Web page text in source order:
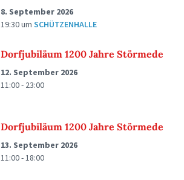
8. September 2026
19:30um SCHÜTZENHALLE
Dorfjubiläum 1200 Jahre Störmede
12. September 2026
11:00 - 23:00
Dorfjubiläum 1200 Jahre Störmede
13. September 2026
11:00 - 18:00